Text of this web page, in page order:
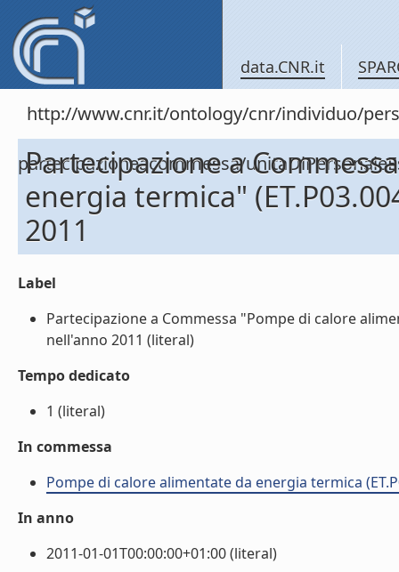
data.CNR.it
http://www.cnr.it/ontology/cnr/individuo/
partecipazioneacommessa/
Partecipazione a
energia termica"
2011
Label
Partecipazione a Commessa "Pompe di calore
nell'anno 2011 (literal)
Tempo dedicato
1 (literal)
In commessa
Pompe di calore alimentate da energia termica
In anno
2011-01-01T00:00:00+01:00 (literal)